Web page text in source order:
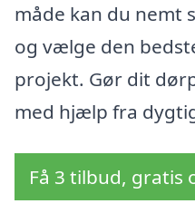
måde kan du nemt
og vælge den
projekt. Gør dit
med hjælp fra
Få 3 tilbud, gratis